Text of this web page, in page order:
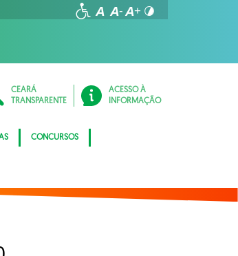
CEARÁ
TRANSPARENTE
ACESSO À
INFORMAÇÃO
CONCURSOS